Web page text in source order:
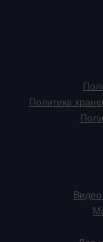
Политика